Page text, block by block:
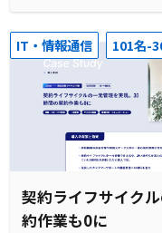
IT・情報通信 101名-
契約ライフサイク
約作業も0に